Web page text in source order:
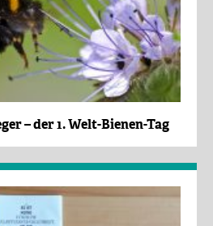
– der 1. Welt-Bienen-Tag